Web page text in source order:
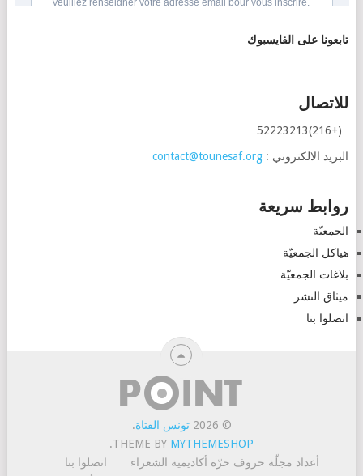
تابعونا على الفايسبوك
للاتصال
(+216)52223213
البريد الالكتروني : contact@tounesaf.org
روابط سريعة
الجمعيّة
هياكل الجمعيّة
بلاغات الجمعيّة
ميثاق النشر
اتصلوا بنا
© 2026 تونس الفتاة.
THEME BY MYTHEMESHOP
.
أعداد مجلّة حروف حرّة أكاديمية الشعراء
اتصلوا بنا